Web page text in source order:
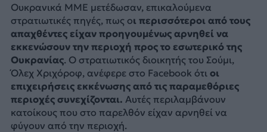
Ουκρανικά ΜΜΕ μετέδωσαν, επικαλούμενα
στρατιωτικές πηγές, πως οι περισσότεροι από τους
απαχθέντες είχαν προηγουμένως αρνηθεί να
εκκενώσουν την περιοχή προς το εσωτερικό της
Ουκρανίας. Ο στρατιωτικός διοικητής του Σούμι,
Όλεχ Χριχόροφ, ανέφερε στο Facebook ότι οι
επιχειρήσεις εκκένωσης από τις παραμεθόριες
περιοχές συνεχίζονται. Αυτές περιλαμβάνουν
κατοίκους που στο παρελθόν είχαν αρνηθεί να
φύγουν από την περιοχή.